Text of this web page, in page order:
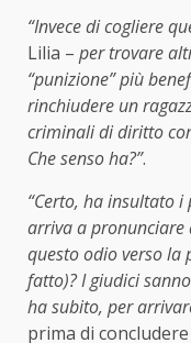
“Invece di cogliere
Lilia – per trovare
“punizione” più
rinchiudere un
criminali di diritto
Che senso ha?”.
“Certo, ha insultato
arriva a pronunciare
questo odio verso la
fatto)? I giudici
ha subito, per
prima di